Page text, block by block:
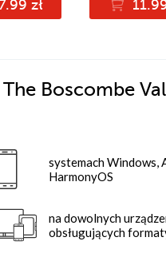
zł
Boscombe
systemach Windows,
HarmonyOS
na dowolnych
obsługujących